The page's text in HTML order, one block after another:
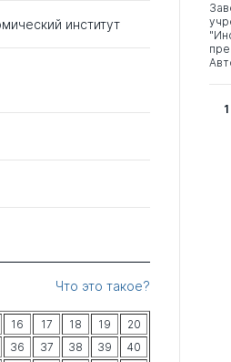
институт
Что это такое?
16 17 18 19
20
36 37 38 39
40
1